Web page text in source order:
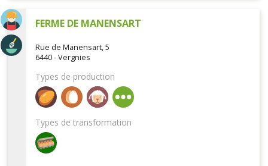
FERME DE MANENSART
Rue de Manensart, 5
6440 - Vergnies
Types de production
Types de transformation